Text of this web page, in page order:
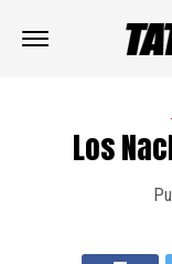
Los